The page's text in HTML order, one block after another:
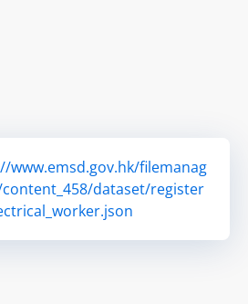
www.emsd.gov.hk/filemanag
dataset/register